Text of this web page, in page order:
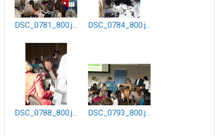
DSC_0781_800.jpg DSC_0784_800.jpg
DSC_0788_800.jpg DSC_0793_800.jpg